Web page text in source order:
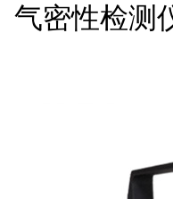
气密性检测